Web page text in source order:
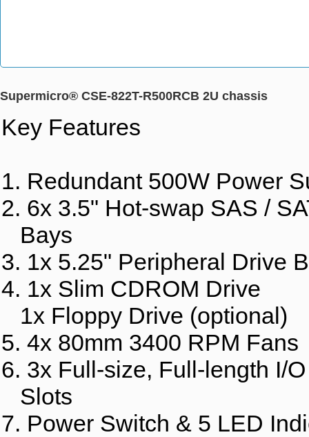
Supermicro® CSE-822T-R500RCB 2U chassis
Key Features
1. Redundant 500W Power
2. 6x 3.5" Hot-swap SAS /
Bays
3. 1x 5.25" Peripheral Drive
4. 1x Slim CDROM Drive
1x Floppy Drive (optional)
5. 4x 80mm 3400 RPM Fans
6. 3x Full-size, Full-length I/
Slots
7. Power Switch & 5 LED